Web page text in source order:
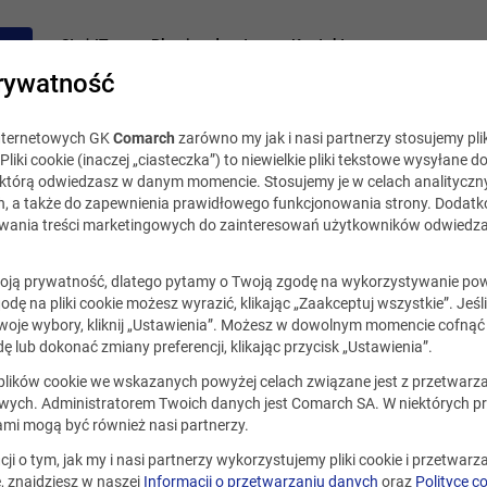
Staż IT Blog i podcast Kontakt
Sprawdź, co możemy razem zrobić
ofert pracy w
GKComarch zarówno my jak i nasi partnerzy stosujemy
cookie (inaczej „ciasteczka”) to niewielkie pliki tekstowe wysyłane
odwiedzasz w danym momencie. Stosujemy je w celach
a także do zapewnienia prawidłowego funkcjonowania strony.
treści marketingowych do zainteresowań użytkowników
prywatność, dlatego pytamy o Twoją zgodę na wykorzystywanie
na pliki cookie możesz wyrazić, klikając „Zaakceptuj wszystkie”.
wybory, kliknij „Ustawienia”. Możesz w dowolnym momencie
lub dokonać zmiany preferencji, klikając przycisk „Ustawienia”.
cookie we wskazanych powyżej celach związane jest z
Administratorem Twoich danych jest Comarch SA. W niektórych
mogą być również nasi partnerzy.
o tym, jak my i nasi partnerzy wykorzystujemy pliki cookie i
znajdziesz w naszej Informacji o przetwarzaniu danych oraz Polityce